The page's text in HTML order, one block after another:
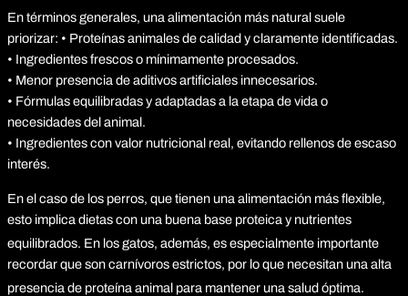
En términos generales, una alimentación más natural suele
priorizar: • Proteínas animales de calidad y claramente identificadas.
• Ingredientes frescos o mínimamente procesados.
• Menor presencia de aditivos artificiales innecesarios.
• Fórmulas equilibradas y adaptadas a la etapa de vida o
necesidades del animal.
• Ingredientes con valor nutricional real, evitando rellenos de escaso
interés.
En el caso de los perros, que tienen una alimentación más flexible,
esto implica dietas con una buena base proteica y nutrientes
equilibrados. En los gatos, además, es especialmente importante
recordar que son carnívoros estrictos, por lo que necesitan una alta
presencia de proteína animal para mantener una salud óptima.